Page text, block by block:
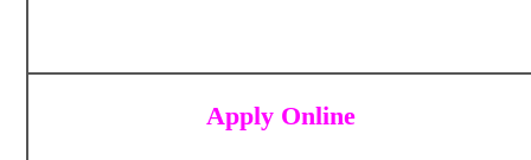
Apply Online